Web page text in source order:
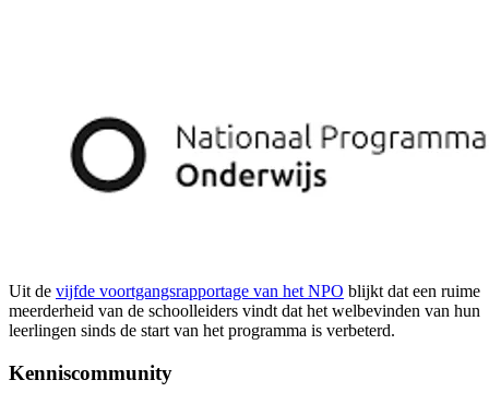
Uit de vijfde voortgangsrapportage van het NPO blijkt dat een ruime
meerderheid van de schoolleiders vindt dat het welbevinden van hun
leerlingen sinds de start van het programma is verbeterd.
Kenniscommunity